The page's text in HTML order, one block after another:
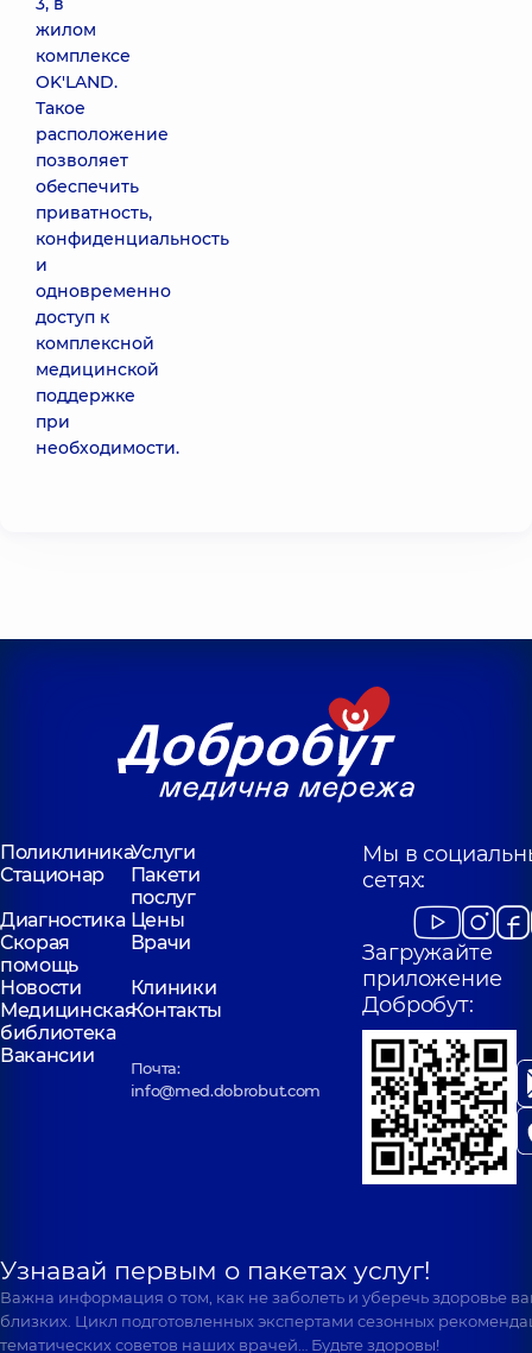
жилом
комплексе
OK'LAND.
Такое
расположение
позволяет
обеспечить
приватность,
конфиденциальность
и
одновременно
доступ к
комплексной
медицинской
поддержке
при
необходимости.
ПоликлиникаУслуги
Стационар
Пакети
послуг
Диагностика Цены
Скорая
помощь
Врачи
Новости
Клиники
Медицинская
библиотека
Контакты
Вакансии
Почта:
info@med.dobrobut.com
Мы в
сетях:
Загружайте
приложение
Добробут:
Узнавай первым о пакетах услуг!
Важна информация о том, как не заболеть и уберечь здоровье
близких. Цикл подготовленных экспертами сезонных
тематических советов наших врачей… Будьте здоровы!